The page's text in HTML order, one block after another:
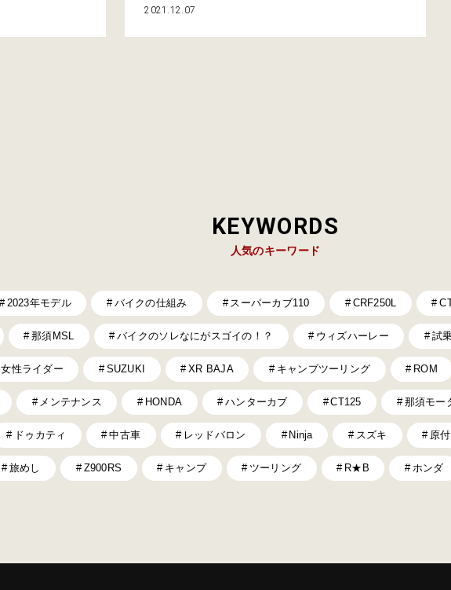
て、対象になるのはおおむね70〜90年代のモデルだろ
2021.12.07
KEYWORDS
人気のキーワード
2023年モデル バイクの仕組み スーパーカブ110 CRF250L
那須MSL バイクのソレなにがスゴイの！？ ウィズハーレー 試
女性ライダー SUZUKI XR BAJA キャンプツーリング ROM
メンテナンス HONDA ハンターカブ CT125 那須モー
ドゥカティ 中古車 レッドバロン Ninja スズキ 原
旅めし Z900RS キャンプ ツーリング R★B ホンダ